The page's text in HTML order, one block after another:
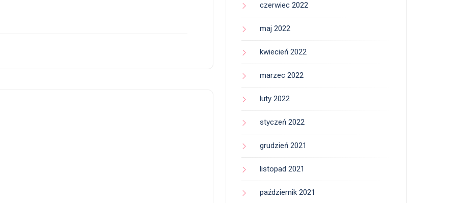
czerwiec 2022
maj 2022
kwiecień 2022
marzec 2022
luty 2022
styczeń 2022
grudzień 2021
listopad 2021
październik 2021